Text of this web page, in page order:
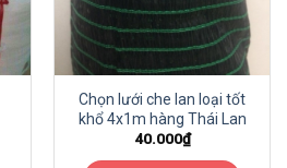
Chọn lưới che lan loại tốt
khổ 4x1m hàng Thái Lan
40.000₫